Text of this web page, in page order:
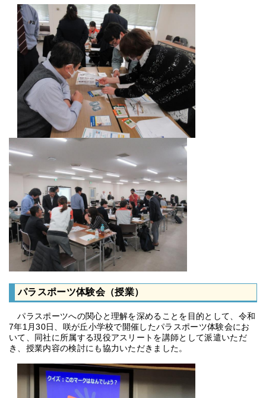
パラスポーツ体験会（授業）
パラスポーツへの関心と理解を深めることを目的として、令和
7年1月30日、咲が丘小学校で開催したパラスポーツ体験会にお
いて、同社に所属する現役アスリートを講師として派遣いただ
き、授業内容の検討にも協力いただきました。